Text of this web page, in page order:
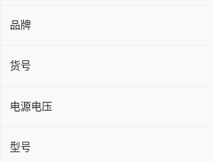
品牌
货号
电源电压
型号